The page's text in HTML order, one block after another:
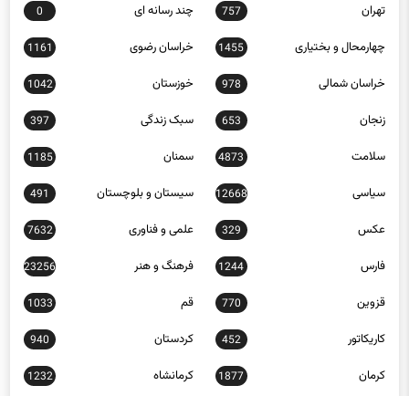
تهران 757 چند رسانه ای 0
چهارمحال و بختیاری 1455 خراسان رضوی 1161
خراسان شمالی 978 خوزستان 1042
زنجان 653 سبک زندگی 397
سلامت 4873 سمنان 1185
سیاسی 12668 سیستان و بلوچستان 491
عکس 329 علمی و فناوری 7632
فارس 1244 فرهنگ و هنر 23256
قزوین 770 قم 1033
کاریکاتور 452 کردستان 940
کرمان 1877 کرمانشاه 1232